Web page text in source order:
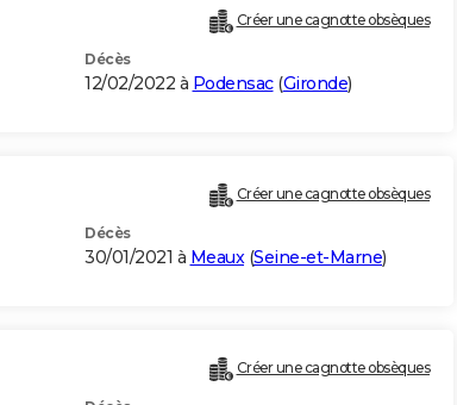
Créer une cagnotte obsèques
Décès
12/02/2022 à Podensac(Gironde)
Créer une cagnotte obsèques
Décès
30/01/2021 à Meaux(Seine-et-Marne)
Créer une cagnotte obsèques